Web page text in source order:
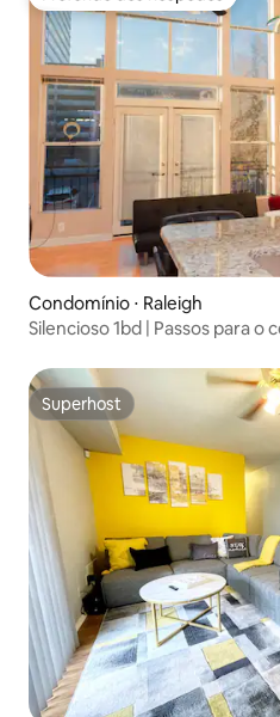
Preferido dos hóspedes
Condomínio ⋅ Raleigh
Silencioso 1bd | Passos para o
Superhost
Superhost